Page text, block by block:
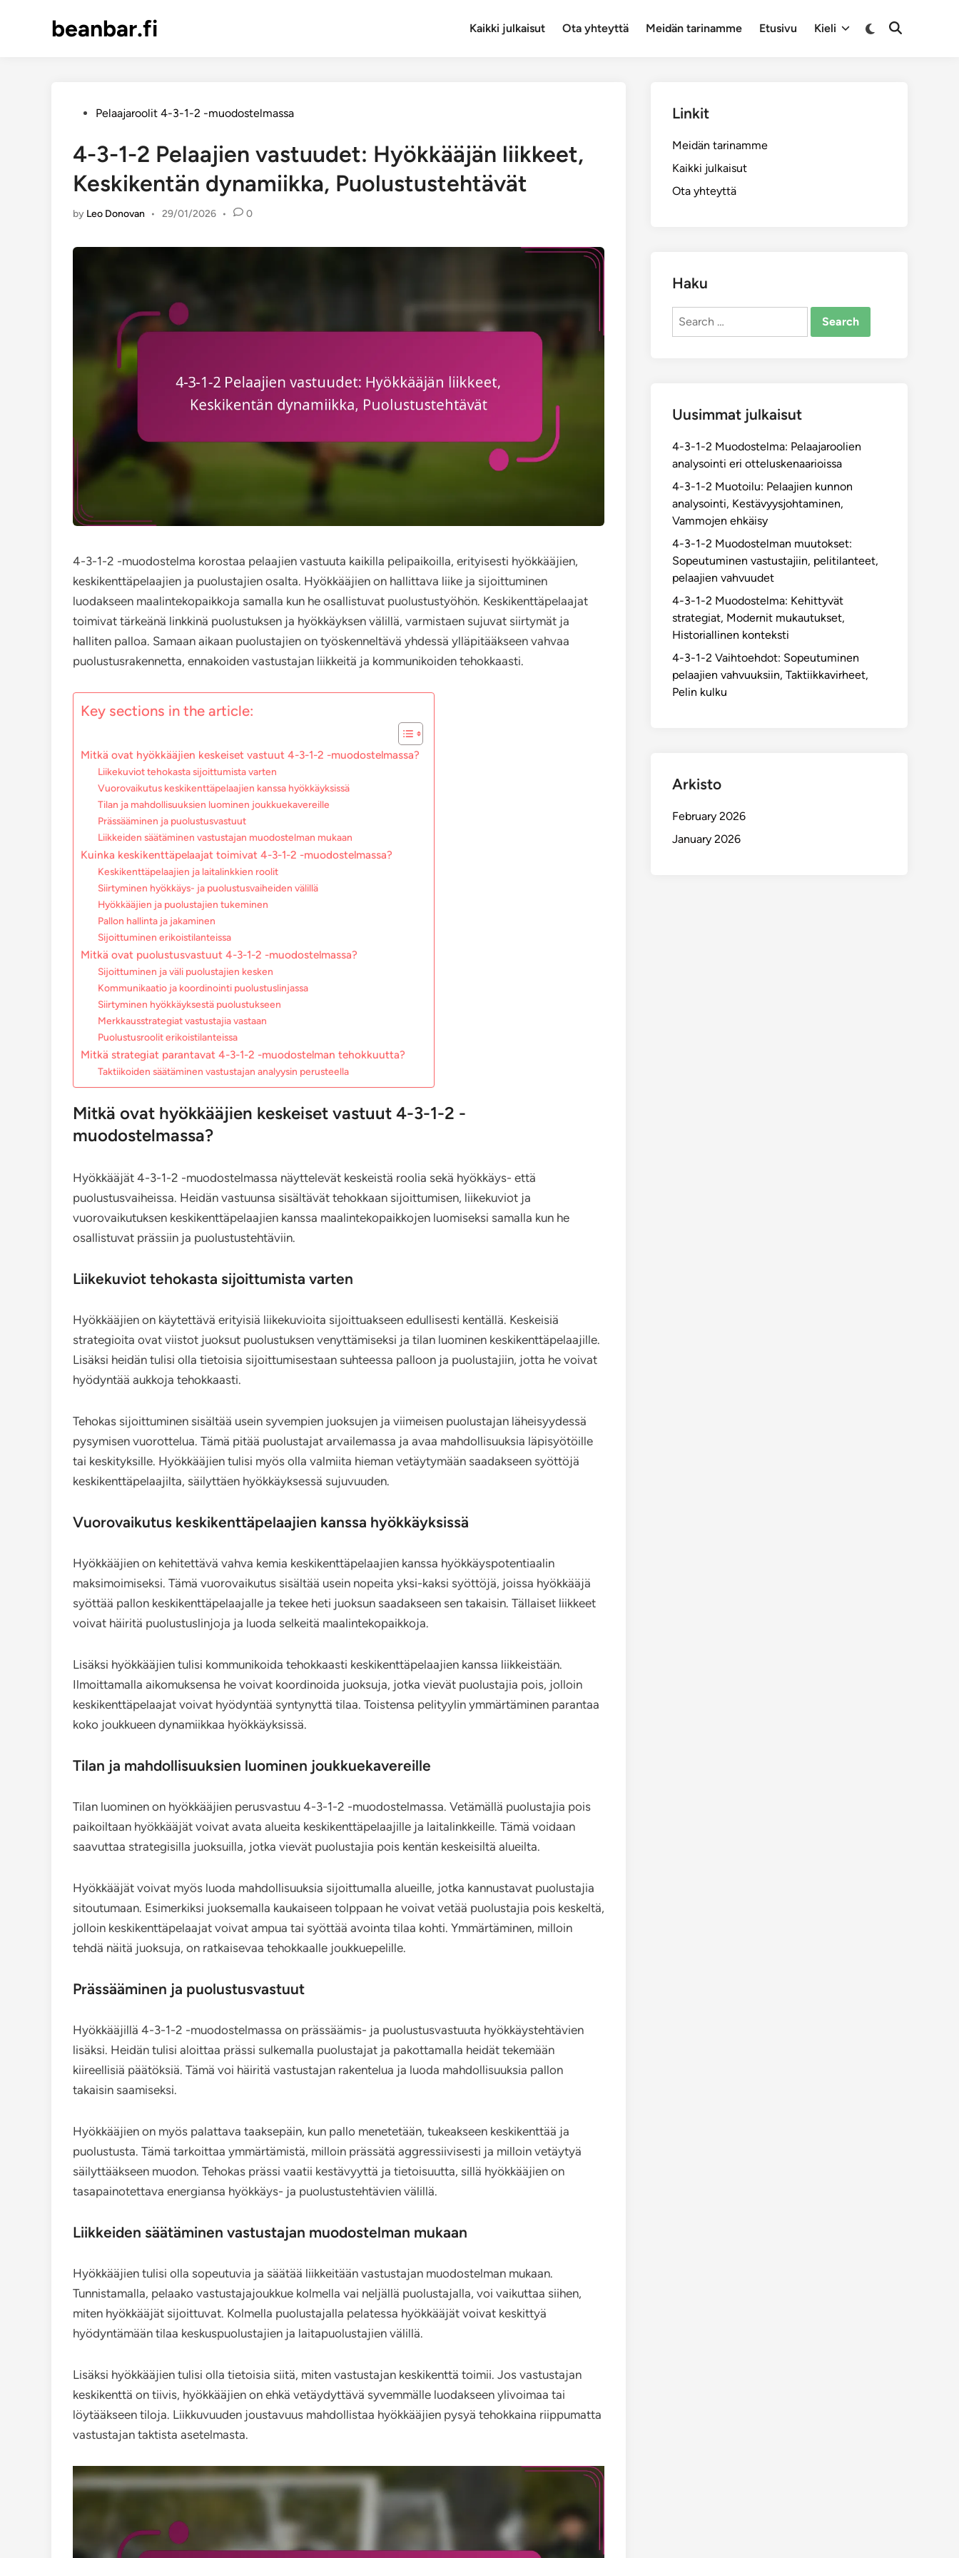
beanbar.fi Kaikki julkaisut Ota yhteyttä Meidän tarinamme Etusivu Kieli
Switch
Open
PostedPelaajaroolit 4-3-1-2 -muodostelmassa
4-3-1-2 Pelaajien vastuudet: Hyökkääjän liikkeet,
Keskikentän dynamiikka, Puolustustehtävät
by Leo Donovan • 29/01/2026 • 0
4-3-1-2 -muodostelma korostaa pelaajien vastuuta kaikilla pelipaikoilla, erityisesti hyökkääjien,
keskikenttäpelaajien ja puolustajien osalta. Hyökkääjien on hallittava liike ja sijoittuminen
luodakseen maalintekopaikkoja samalla kun he osallistuvat puolustustyöhön. Keskikenttäpelaajat
toimivat tärkeänä linkkinä puolustuksen ja hyökkäyksen välillä, varmistaen sujuvat siirtymät ja
halliten palloa. Samaan aikaan puolustajien on työskenneltävä yhdessä ylläpitääkseen vahvaa
puolustusrakennetta, ennakoiden vastustajan liikkeitä ja kommunikoiden tehokkaasti.
Key sections in the article:
Mitkä ovat hyökkääjien keskeiset vastuut 4-3-1-2 -muodostelmassa?
Liikekuviot tehokasta sijoittumista varten
Vuorovaikutus keskikenttäpelaajien kanssa hyökkäyksissä
Tilan ja mahdollisuuksien luominen joukkuekavereille
Prässääminen ja puolustusvastuut
Liikkeiden säätäminen vastustajan muodostelman mukaan
Kuinka keskikenttäpelaajat toimivat 4-3-1-2 -muodostelmassa?
Keskikenttäpelaajien ja laitalinkkien roolit
Siirtyminen hyökkäys- ja puolustusvaiheiden välillä
Hyökkääjien ja puolustajien tukeminen
Pallon hallinta ja jakaminen
Sijoittuminen erikoistilanteissa
Mitkä ovat puolustusvastuut 4-3-1-2 -muodostelmassa?
Sijoittuminen ja väli puolustajien kesken
Kommunikaatio ja koordinointi puolustuslinjassa
Siirtyminen hyökkäyksestä puolustukseen
Merkkausstrategiat vastustajia vastaan
Puolustusroolit erikoistilanteissa
Mitkä strategiat parantavat 4-3-1-2 -muodostelman tehokkuutta?
Taktiikoiden säätäminen vastustajan analyysin perusteella
Mitkä ovat hyökkääjien keskeiset vastuut 4-3-1-2 -
muodostelmassa?
Hyökkääjät 4-3-1-2 -muodostelmassa näyttelevät keskeistä roolia sekä hyökkäys- että
puolustusvaiheissa. Heidän vastuunsa sisältävät tehokkaan sijoittumisen, liikekuviot ja
vuorovaikutuksen keskikenttäpelaajien kanssa maalintekopaikkojen luomiseksi samalla kun he
osallistuvat prässiin ja puolustustehtäviin.
Liikekuviot tehokasta sijoittumista varten
Hyökkääjien on käytettävä erityisiä liikekuvioita sijoittuakseen edullisesti kentällä. Keskeisiä
strategioita ovat viistot juoksut puolustuksen venyttämiseksi ja tilan luominen keskikenttäpelaajille.
Lisäksi heidän tulisi olla tietoisia sijoittumisestaan suhteessa palloon ja puolustajiin, jotta he voivat
hyödyntää aukkoja tehokkaasti.
Tehokas sijoittuminen sisältää usein syvempien juoksujen ja viimeisen puolustajan läheisyydessä
pysymisen vuorottelua. Tämä pitää puolustajat arvailemassa ja avaa mahdollisuuksia läpisyötöille
tai keskityksille. Hyökkääjien tulisi myös olla valmiita hieman vetäytymään saadakseen syöttöjä
keskikenttäpelaajilta, säilyttäen hyökkäyksessä sujuvuuden.
Vuorovaikutus keskikenttäpelaajien kanssa hyökkäyksissä
Hyökkääjien on kehitettävä vahva kemia keskikenttäpelaajien kanssa hyökkäyspotentiaalin
maksimoimiseksi. Tämä vuorovaikutus sisältää usein nopeita yksi-kaksi syöttöjä, joissa hyökkääjä
syöttää pallon keskikenttäpelaajalle ja tekee heti juoksun saadakseen sen takaisin. Tällaiset liikkeet
voivat häiritä puolustuslinjoja ja luoda selkeitä maalintekopaikkoja.
Lisäksi hyökkääjien tulisi kommunikoida tehokkaasti keskikenttäpelaajien kanssa liikkeistään.
Ilmoittamalla aikomuksensa he voivat koordinoida juoksuja, jotka vievät puolustajia pois, jolloin
keskikenttäpelaajat voivat hyödyntää syntynyttä tilaa. Toistensa pelityylin ymmärtäminen parantaa
koko joukkueen dynamiikkaa hyökkäyksissä.
Tilan ja mahdollisuuksien luominen joukkuekavereille
Tilan luominen on hyökkääjien perusvastuu 4-3-1-2 -muodostelmassa. Vetämällä puolustajia pois
paikoiltaan hyökkääjät voivat avata alueita keskikenttäpelaajille ja laitalinkkeille. Tämä voidaan
saavuttaa strategisilla juoksuilla, jotka vievät puolustajia pois kentän keskeisiltä alueilta.
Hyökkääjät voivat myös luoda mahdollisuuksia sijoittumalla alueille, jotka kannustavat puolustajia
sitoutumaan. Esimerkiksi juoksemalla kaukaiseen tolppaan he voivat vetää puolustajia pois keskeltä,
jolloin keskikenttäpelaajat voivat ampua tai syöttää avointa tilaa kohti. Ymmärtäminen, milloin
tehdä näitä juoksuja, on ratkaisevaa tehokkaalle joukkuepelille.
Prässääminen ja puolustusvastuut
Hyökkääjillä 4-3-1-2 -muodostelmassa on prässäämis- ja puolustusvastuuta hyökkäystehtävien
lisäksi. Heidän tulisi aloittaa prässi sulkemalla puolustajat ja pakottamalla heidät tekemään
kiireellisiä päätöksiä. Tämä voi häiritä vastustajan rakentelua ja luoda mahdollisuuksia pallon
takaisin saamiseksi.
Hyökkääjien on myös palattava taaksepäin, kun pallo menetetään, tukeakseen keskikenttää ja
puolustusta. Tämä tarkoittaa ymmärtämistä, milloin prässätä aggressiivisesti ja milloin vetäytyä
säilyttääkseen muodon. Tehokas prässi vaatii kestävyyttä ja tietoisuutta, sillä hyökkääjien on
tasapainotettava energiansa hyökkäys- ja puolustustehtävien välillä.
Liikkeiden säätäminen vastustajan muodostelman mukaan
Hyökkääjien tulisi olla sopeutuvia ja säätää liikkeitään vastustajan muodostelman mukaan.
Tunnistamalla, pelaako vastustajajoukkue kolmella vai neljällä puolustajalla, voi vaikuttaa siihen,
miten hyökkääjät sijoittuvat. Kolmella puolustajalla pelatessa hyökkääjät voivat keskittyä
hyödyntämään tilaa keskuspuolustajien ja laitapuolustajien välillä.
Lisäksi hyökkääjien tulisi olla tietoisia siitä, miten vastustajan keskikenttä toimii. Jos vastustajan
keskikenttä on tiivis, hyökkääjien on ehkä vetäydyttävä syvemmälle luodakseen ylivoimaa tai
löytääkseen tiloja. Liikkuvuuden joustavuus mahdollistaa hyökkääjien pysyä tehokkaina riippumatta
vastustajan taktista asetelmasta.
Linkit
Meidän tarinamme
Kaikki julkaisut
Ota yhteyttä
Haku
Search
Uusimmat julkaisut
4-3-1-2 Muodostelma: Pelaajaroolien
analysointi eri otteluskenaarioissa
4-3-1-2 Muotoilu: Pelaajien kunnon
analysointi, Kestävyysjohtaminen,
Vammojen ehkäisy
4-3-1-2 Muodostelman muutokset:
Sopeutuminen vastustajiin, pelitilanteet,
pelaajien vahvuudet
4-3-1-2 Muodostelma: Kehittyvät
strategiat, Modernit mukautukset,
Historiallinen konteksti
4-3-1-2 Vaihtoehdot: Sopeutuminen
pelaajien vahvuuksiin, Taktiikkavirheet,
Pelin kulku
Arkisto
February 2026
January 2026